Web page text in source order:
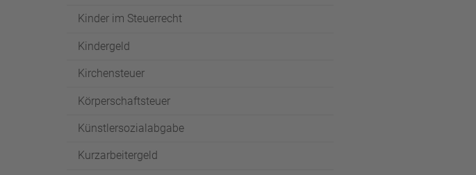
Kinder im Steuerrecht
Kindergeld
Kirchensteuer
Körperschaftsteuer
Künstlersozialabgabe
Kurzarbeitergeld